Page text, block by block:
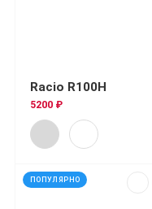
Racio R100H
5200 ₽
ПОПУЛЯРНО